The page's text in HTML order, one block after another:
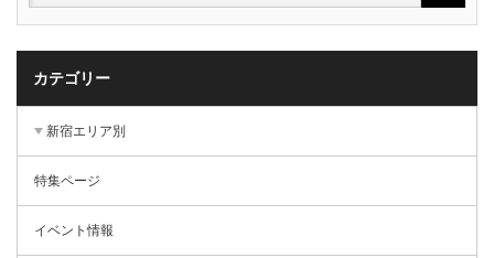
カテゴリー
新宿エリア別
特集ページ
イベント情報